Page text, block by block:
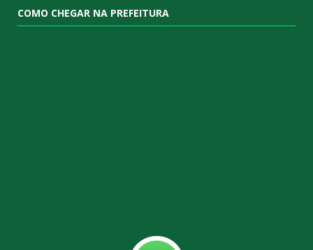
COMO CHEGAR NA PREFEITURA